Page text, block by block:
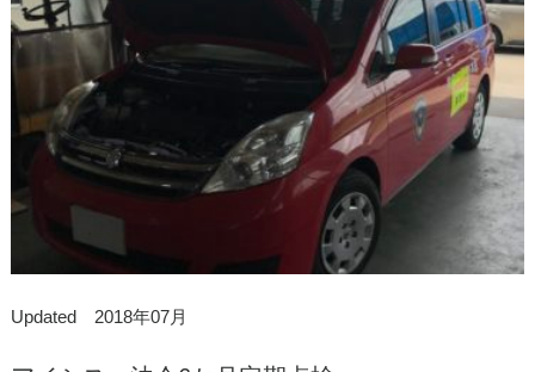
Updated 2018年07月